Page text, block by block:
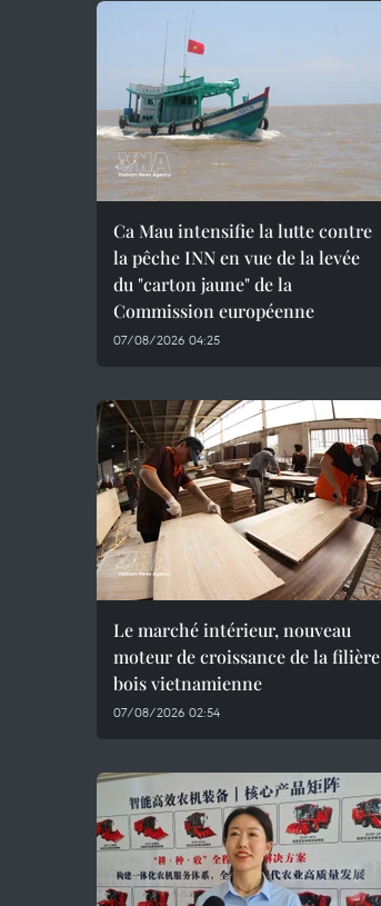
Ca Mau intensifie la lutte contre
la pêche INN en vue de la levée
du "carton jaune" de la
Commission européenne
07/08/2026 04:25
Le marché intérieur, nouveau
moteur de croissance de la filière
bois vietnamienne
07/08/2026 02:54